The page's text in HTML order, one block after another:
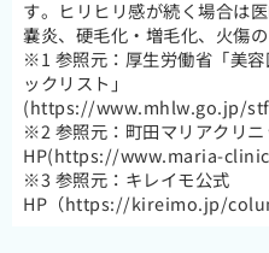
す。ヒリヒリ感が続く場合は
嚢炎、硬毛化・増毛化、火傷の
※1 参照元：厚生労働省「美
ックリスト」
(https://www.mhlw.go.jp/
※2 参照元：町田マリアクリニ
HP(https://www.maria-
※3 参照元：キレイモ公式
HP（https://kireimo.jp/